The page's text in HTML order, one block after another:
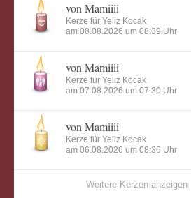
von Mamiiii
Kerze für Yeliz Kocak
am 08.08.2026 um 08:39 Uhr
von Mamiiii
Kerze für Yeliz Kocak
am 07.08.2026 um 07:30 Uhr
von Mamiiii
Kerze für Yeliz Kocak
am 06.08.2026 um 08:36 Uhr
Weitere Kerzen anzeigen